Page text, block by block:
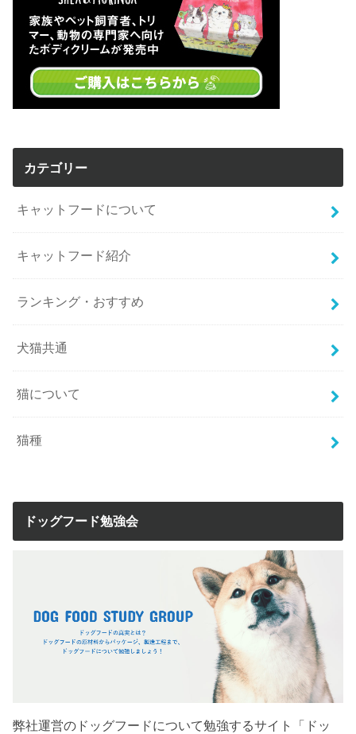
カテゴリー
キャットフードについて
キャットフード紹介
ランキング・おすすめ
犬猫共通
猫について
猫種
ドッグフード勉強会
弊社運営のドッグフードについて勉強するサイト「ドッ